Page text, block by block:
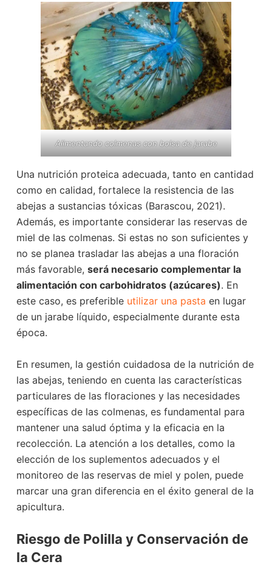
Alimentando colmenas con bolsa de jarabe
Una nutrición proteica adecuada, tanto en cantidad
como en calidad, fortalece la resistencia de las
abejas a sustancias tóxicas (Barascou, 2021).
Además, es importante considerar las reservas de
miel de las colmenas. Si estas no son suficientes y
no se planea trasladar las abejas a una floración
más favorable, será necesario complementar la
alimentación con carbohidratos (azúcares). En
este caso, es preferible utilizar una pasta en lugar
de un jarabe líquido, especialmente durante esta
época.
En resumen, la gestión cuidadosa de la nutrición de
las abejas, teniendo en cuenta las características
particulares de las floraciones y las necesidades
específicas de las colmenas, es fundamental para
mantener una salud óptima y la eficacia en la
recolección. La atención a los detalles, como la
elección de los suplementos adecuados y el
monitoreo de las reservas de miel y polen, puede
marcar una gran diferencia en el éxito general de la
apicultura.
Riesgo de Polilla y Conservación de
la Cera